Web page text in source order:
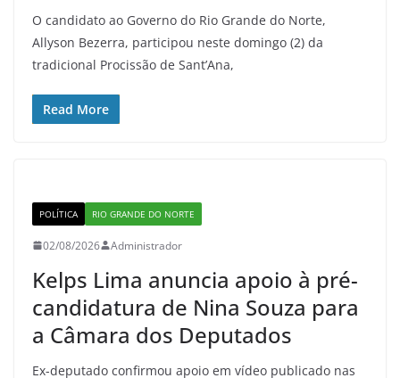
O candidato ao Governo do Rio Grande do Norte,
Allyson Bezerra, participou neste domingo (2) da
tradicional Procissão de Sant’Ana,
Read More
POLÍTICA RIO GRANDE DO NORTE
02/08/2026 Administrador
Kelps Lima anuncia apoio à pré-
candidatura de Nina Souza para
a Câmara dos Deputados
Ex-deputado confirmou apoio em vídeo publicado nas